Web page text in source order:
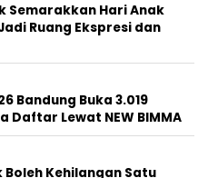
Semarakkan Hari Anak
Ruang Ekspresi dan
Bandung Buka 3.019
Daftar Lewat NEW BIMMA
Kehilangan Satu